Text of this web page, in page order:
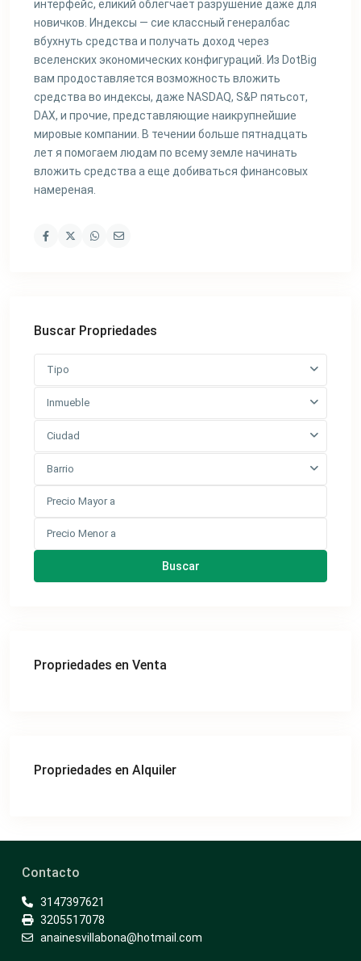
интерфейс, еликий облегчает разрушение даже для
новичков. Индексы — сие классный генералбас
вбухнуть средства и получать доход через
вселенских экономических конфигураций. Из DotBig
вам продоставляется возможность вложить
средства во индексы, даже NASDAQ, S&P пятьсот,
DAX, и прочие, представляющие наикрупнейшие
мировые компании. В течении больше пятнадцать
лет я помогаем людам по всему земле начинать
вложить средства а еще добиваться финансовых
намереная.
Buscar Propriedades
Tipo
Inmueble
Ciudad
Barrio
Buscar
Propriedades en Venta
Propriedades en Alquiler
Contacto
3147397621
3205517078
anainesvillabona@hotmail.com